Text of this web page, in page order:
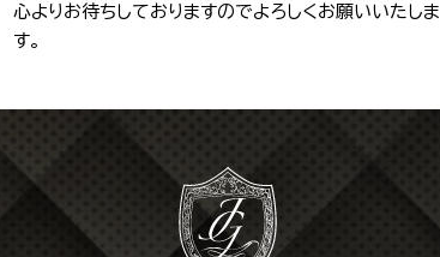
心よりお待ちしておりますのでよろしくお願いいたしま
す。